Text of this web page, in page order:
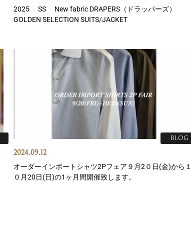
2025 SS New fabric DRAPERS（ドラッパーズ）
GOLDEN SELECTION SUITS/JACKET
2024.09.12
BLOG
オーダーインポートシャツ2Pフェア９月2０日(金)から１
０月20日(日)の1ヶ月間開催致します。